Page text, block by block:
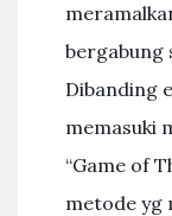
bergabung
Dibanding
memasuki
“Game of
metode yg